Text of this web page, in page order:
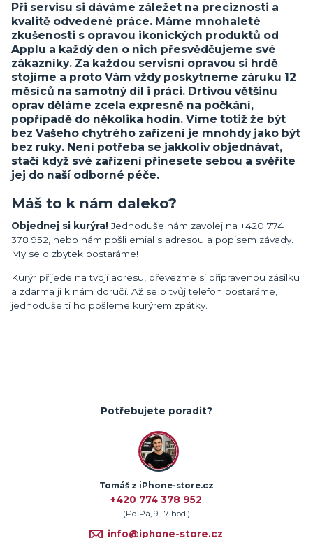
Při servisu si dáváme záležet na preciznosti a
kvalitě odvedené práce. Máme mnohaleté
zkušenosti s opravou ikonických produktů od
Applu a každý den o nich přesvědčujeme své
zákazníky. Za každou servisní opravou si hrdě
stojíme a proto Vám vždy poskytneme záruku 12
měsíců na samotný díl i práci. Drtivou většinu
oprav děláme zcela expresně na počkání,
popřípadě do několika hodin. Víme totiž že být
bez Vašeho chytrého zařízení je mnohdy jako být
bez ruky. Není potřeba se jakkoliv objednávat,
stačí když své zařízení přinesete sebou a svěříte
jej do naší odborné péče.
Máš to k nám daleko?
Objednej si kurýra!Jednoduše nám zavolej na +420 774
378 952, nebo nám pošli emial s adresou a popisem závady.
My se o zbytek postaráme!
Kurýr přijede na tvojí adresu, převezme si připravenou zásilku
a zdarma ji k nám doručí. Až se o tvůj telefon postaráme,
jednoduše ti ho pošleme kurýrem zpátky.
Potřebujete poradit?
Tomáš z iPhone-store.cz
+420 774 378 952
(Po-Pá, 9-17 hod.)
info@iphone-store.cz